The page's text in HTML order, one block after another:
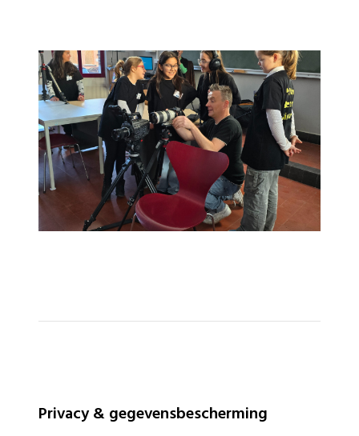
Privacy & gegevensbescherming